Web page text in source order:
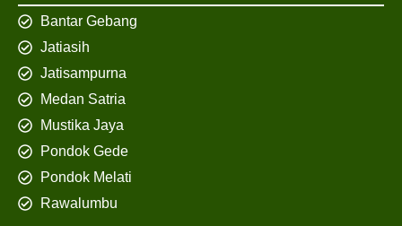
Bantar Gebang
Jatiasih
Jatisampurna
Medan Satria
Mustika Jaya
Pondok Gede
Pondok Melati
Rawalumbu